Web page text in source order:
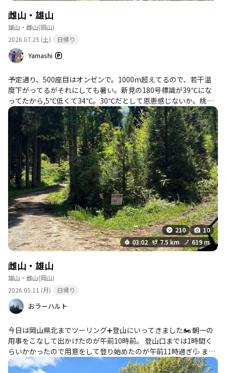
雌山・雄山
雄山・雌山(岡山)
2026.07.25 (土)
日帰り
Yamashi
予定通り、500座目はオンゼンで。1000m超えてるので、若干温
度下がってるがそれにしても暑い。新見の180号標識が39℃にな
ってたから,5℃低くて34℃。30℃だとして恩恵感じないか。桃🍑
安い。流石に産地。
210
10
03:02
7.5 km 619 m
雌山・雄山
雄山・雌山(岡山)
2026.05.11 (月)
日帰り
おラーハルト
今日は岡山県北までツーリング➕登山にいってきました🏍️ 朝一の
用事をこなして出かけたのが午前10時前。 登山口までは1時間く
らいかかったので用意をして登り始めたのが午前11時過ぎ💦 まあ
焦らずゆっくり登っていきましょう♪ 未舗装路手前の案内看板の